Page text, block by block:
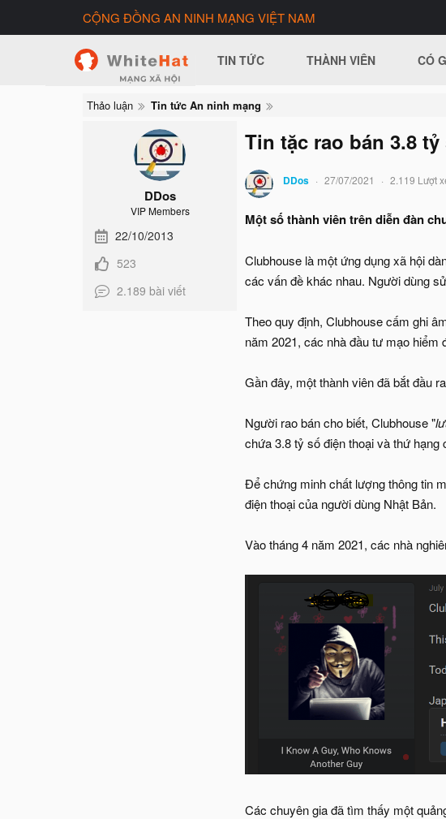
CỘNG ĐỒNG AN NINH MẠNG VIỆT NAM
TIN TỨC THÀNH VIÊN CÓ
Thảo luận Tin tức An ninh mạng
DDos
VIP Members
22/10/2013
523
2.189 bài viết
Tin tặc rao bán 3.8
DDos 27/07/2021 2.119 Lượt
Một số thành viên trên diễn đàn
Clubhouse là một ứng dụng xã hội
các vấn đề khác nhau. Người dùng
Theo quy định, Clubhouse cấm ghi
năm 2021, các nhà đầu tư mạo hiểm
Gần đây, một thành viên đã bắt đầu
Người rao bán cho biết, Clubhouse "
chứa 3.8 tỷ số điện thoại và thứ
Để chứng minh chất lượng thông tin
điện thoại của người dùng Nhật Bản.
Vào tháng 4 năm 2021, các nhà
Các chuyên gia đã tìm thấy một